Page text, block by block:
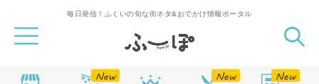
毎日発信！ふくいの旬な街ネタ&おでかけ情報ポータル